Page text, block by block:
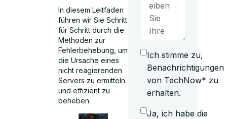
In diesem Leitfaden
führen wir Sie Schritt
für Schritt durch die
Methoden zur
Fehlerbehebung, um
die Ursache eines
nicht reagierenden
Servers zu ermitteln
und effizient zu
beheben.
Ich stimme zu,
Benachrichtigungen
von TechNow* zu
erhalten.
Ja, ich habe die